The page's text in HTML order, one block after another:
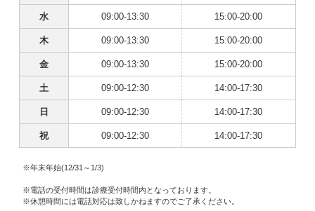
水 09:00-13:30 15:00-20:00
木 09:00-13:30 15:00-20:00
金 09:00-13:30 15:00-20:00
土 09:00-12:30 14:00-17:30
日 09:00-12:30 14:00-17:30
祝 09:00-12:30 14:00-17:30
※年末年始(12/31～1/3)
※電話の受付時間は診療受付時間内となっております。
※休憩時間には電話対応は致しかねますのでご了承ください。